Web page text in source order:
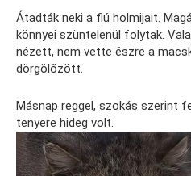
Átadták neki a fiú holmijait.
könnyei szüntelenül folytak.
nézett, nem vette észre a
dörgölőzött.
Másnap reggel, szokás szerint
tenyere hideg volt.